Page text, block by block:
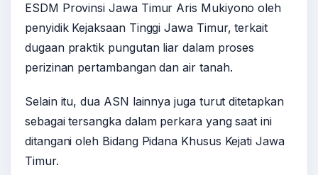
ESDM Provinsi Jawa Timur Aris Mukiyono oleh
penyidik Kejaksaan Tinggi Jawa Timur, terkait
dugaan praktik pungutan liar dalam proses
perizinan pertambangan dan air tanah.
Selain itu, dua ASN lainnya juga turut ditetapkan
sebagai tersangka dalam perkara yang saat ini
ditangani oleh Bidang Pidana Khusus Kejati Jawa
Timur.